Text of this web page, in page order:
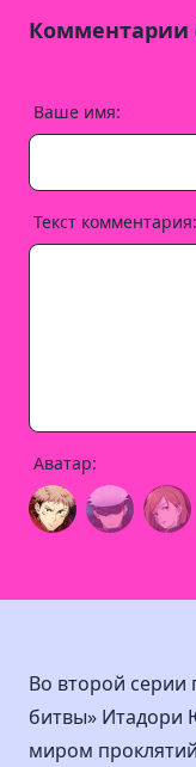
Комментарии
Ваше имя:
Текст комментария:
Аватар:
Во второй серии
битвы» Итадори
миром